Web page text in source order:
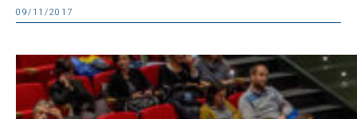
09/11/2017